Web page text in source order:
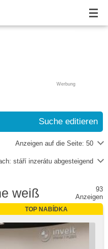
Werbung
Suche editieren
Anzeigen auf die Seite: 50
stáří inzerátu abgesteigend
weiß
93
Anzeigen
TOP NABÍDKA